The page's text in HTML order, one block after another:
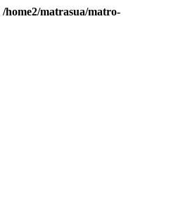
/home2/matrasua/matro-